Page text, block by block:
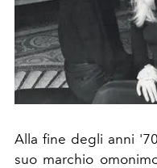
Alla fine degli anni
suo marchio